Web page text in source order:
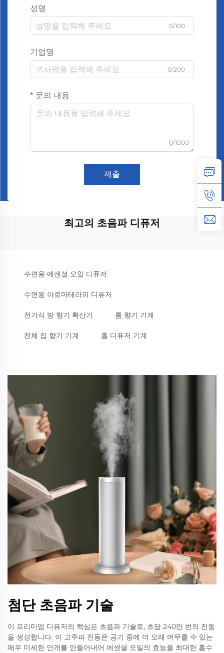
성명
0/100
기업명
0/200
문의 내용
0/1000
제출
최고의 초음파 디퓨저
수면용 에센셜 오일 디퓨저
수면용 아로마테라피 디퓨저
전기식 방 향기 확산기 룸 향기 기계
전체 집 향기 기계 홈 디퓨저 기계
첨단 초음파 기술
이 프리미엄 디퓨저의 핵심은 초음파 기술로, 초당 240만 번의 진동
을 생성합니다. 이 고주파 진동은 공기 중에 더 오래 머무를 수 있는
매우 미세한 안개를 만들어내어 에센셜 오일의 효능을 최대한 흡수